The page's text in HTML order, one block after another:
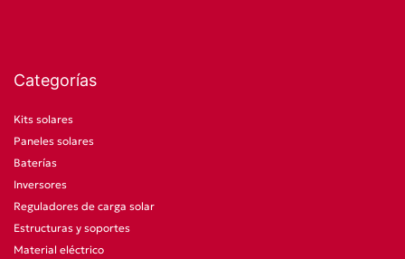
Categorías
Kits solares
Paneles solares
Baterías
Inversores
Reguladores de carga solar
Estructuras y soportes
Material eléctrico